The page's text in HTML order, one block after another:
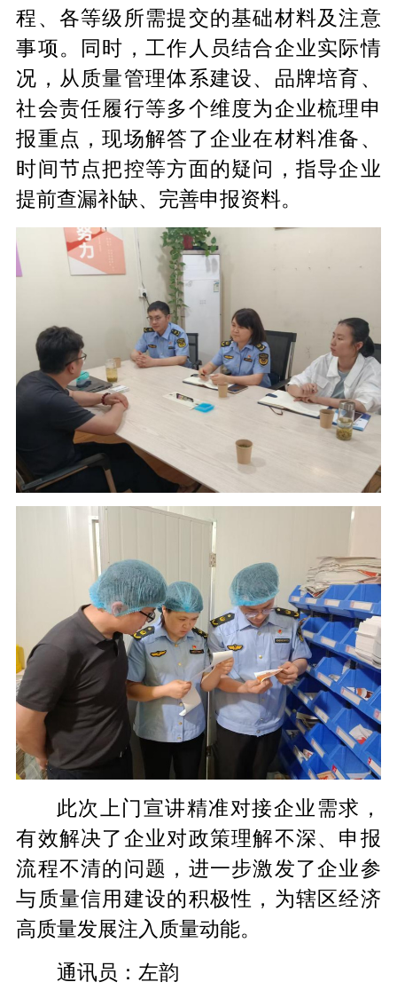
程、各等级所需提交的基础材料及注意
事项。同时，工作人员结合企业实际情
况，从质量管理体系建设、品牌培育、
社会责任履行等多个维度为企业梳理申
报重点，现场解答了企业在材料准备、
时间节点把控等方面的疑问，指导企业
提前查漏补缺、完善申报资料。
此次上门宣讲精准对接企业需求，
有效解决了企业对政策理解不深、申报
流程不清的问题，进一步激发了企业参
与质量信用建设的积极性，为辖区经济
高质量发展注入质量动能。
通讯员：左韵